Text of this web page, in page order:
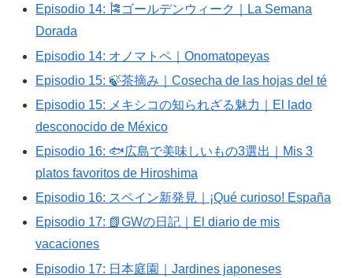
Episodio 14: 🎏ゴールデンウィーク｜La Semana
Dorada
Episodio 14: オノマトペ｜Onomatopeyas
Episodio 15: 🍃茶摘み｜Cosecha de las hojas del té
Episodio 15: メキシコの知られざる魅力｜El lado
desconocido de México
Episodio 16: 🐟広島で美味しいもの3選出｜Mis 3
platos favoritos de Hiroshima
Episodio 16: スペイン新発見｜¡Qué curioso! España
Episodio 17: 📗GWの日記｜El diario de mis
vacaciones
Episodio 17: 日本庭園｜Jardines japoneses